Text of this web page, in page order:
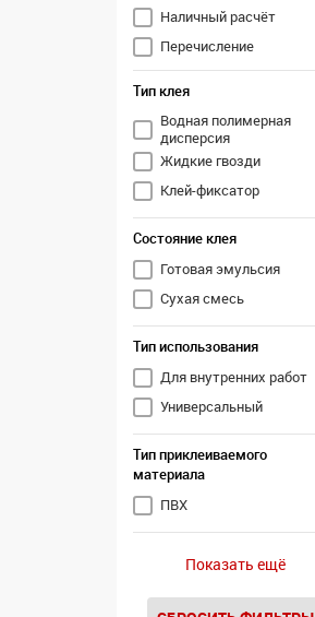
Наличный расчёт
Перечисление
Тип клея
Водная полимерная
дисперсия
Жидкие гвозди
Клей-фиксатор
Состояние клея
Готовая эмульсия
Сухая смесь
Тип использования
Для внутренних работ
Универсальный
Тип приклеиваемого
материала
ПВХ
Показать ещё